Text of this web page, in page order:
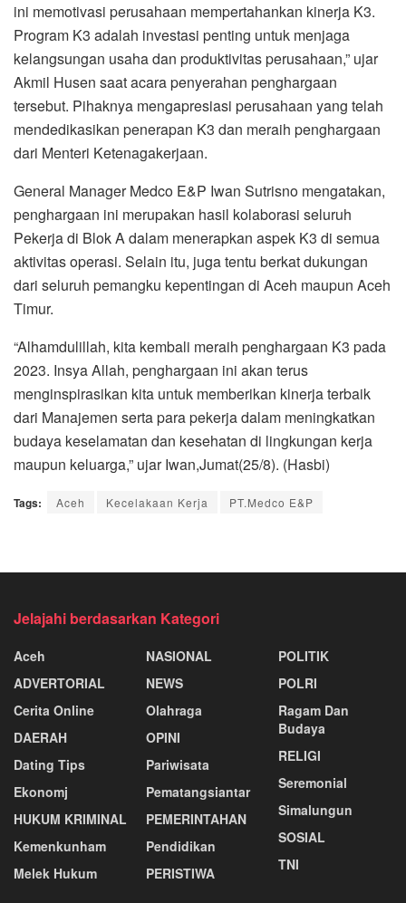
ini memotivasi perusahaan mempertahankan kinerja K3.
Program K3 adalah investasi penting untuk menjaga
kelangsungan usaha dan produktivitas perusahaan,” ujar
Akmil Husen saat acara penyerahan penghargaan
tersebut. Pihaknya mengapresiasi perusahaan yang telah
mendedikasikan penerapan K3 dan meraih penghargaan
dari Menteri Ketenagakerjaan.
General Manager Medco E&P Iwan Sutrisno mengatakan,
penghargaan ini merupakan hasil kolaborasi seluruh
Pekerja di Blok A dalam menerapkan aspek K3 di semua
aktivitas operasi. Selain itu, juga tentu berkat dukungan
dari seluruh pemangku kepentingan di Aceh maupun Aceh
Timur.
“Alhamdulillah, kita kembali meraih penghargaan K3 pada
2023. Insya Allah, penghargaan ini akan terus
menginspirasikan kita untuk memberikan kinerja terbaik
dari Manajemen serta para pekerja dalam meningkatkan
budaya keselamatan dan kesehatan di lingkungan kerja
maupun keluarga,” ujar Iwan,Jumat(25/8). (Hasbi)
Tags: Aceh Kecelakaan Kerja PT.Medco E&P
Jelajahi berdasarkan Kategori
Aceh
ADVERTORIAL
Cerita Online
DAERAH
Dating Tips
Ekonomj
HUKUM KRIMINAL
Kemenkunham
Melek Hukum
NASIONAL
NEWS
Olahraga
OPINI
Pariwisata
Pematangsiantar
PEMERINTAHAN
Pendidikan
PERISTIWA
POLITIK
POLRI
Ragam Dan
Budaya
RELIGI
Seremonial
Simalungun
SOSIAL
TNI